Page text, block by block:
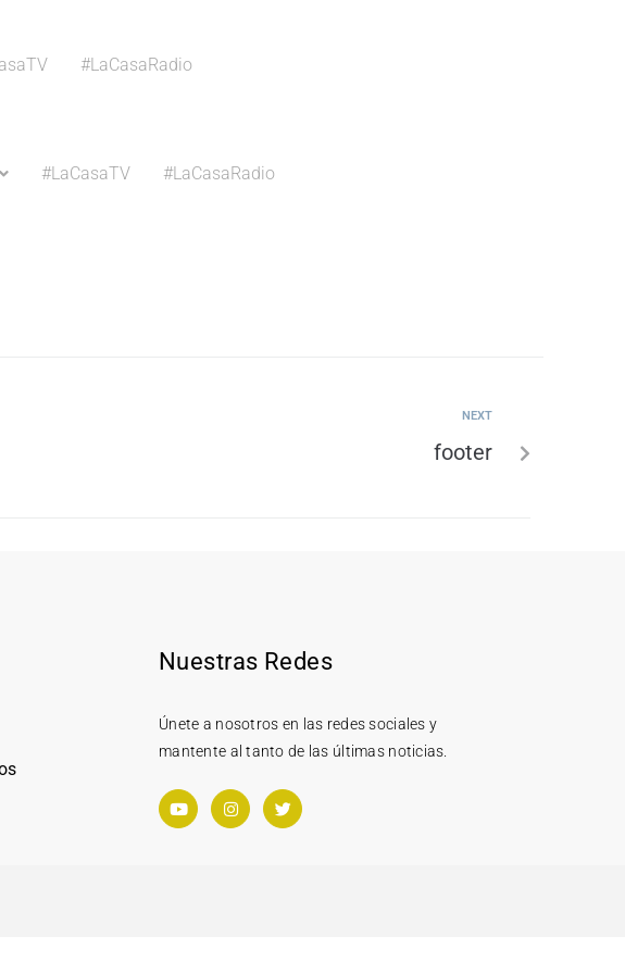
#LaCasaRadio
#LaCasaTV #LaCasaRadio
NEXT
footer
Nuestras Redes
Únete a nosotros en las redes sociales y
mantente al tanto de las últimas noticias.